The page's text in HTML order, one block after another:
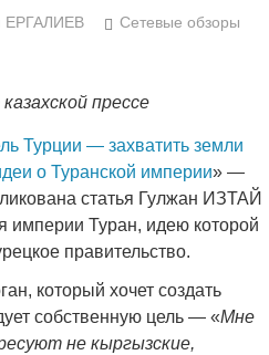
ЕРГАЛИЕВ
Сетевые обзоры
прессе
Турции — захватить земли
о Туранской империи» —
статья Гулжан ИЗТАЙ
империи Туран, идею которой
правительство.
который хочет создать
собственную цель — «Мне
не кыргызские,